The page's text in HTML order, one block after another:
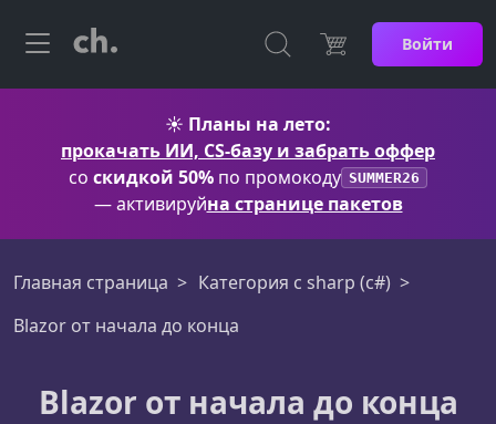
Войти
☀️ Планы на лето:
прокачать ИИ, CS-базу и забрать оффер
со скидкой 50% по промокоду SUMMER26
— активируйна странице пакетов
Главная страница
Категория c sharp (c#)
Blazor от начала до конца
Blazor от начала до конца